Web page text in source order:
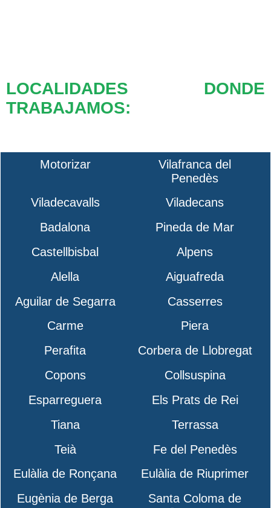
LOCALIDADES DONDE
TRABAJAMOS:
Motorizar
Vilafranca del
Penedès
Viladecavalls
Viladecans
Badalona
Pineda de Mar
Castellbisbal
Alpens
Alella
Aiguafreda
Aguilar de Segarra
Casserres
Carme
Piera
Perafita
Corbera de Llobregat
Copons
Collsuspina
Esparreguera
Els Prats de Rei
Tiana
Terrassa
Teià
Fe del Penedès
Eulàlia de Ronçana
Eulàlia de Riuprimer
Eugènia de Berga
Santa Coloma de